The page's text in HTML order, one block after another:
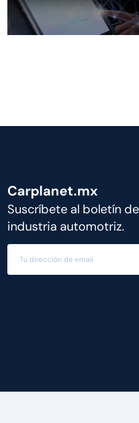
Carplanet.mx
Suscríbete al boletín
industria automotriz.